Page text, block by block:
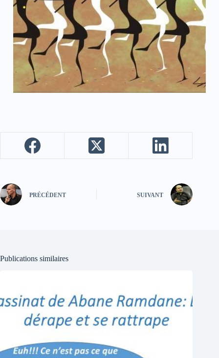
PRÉCÉDENT SUIVANT
Publications similaires